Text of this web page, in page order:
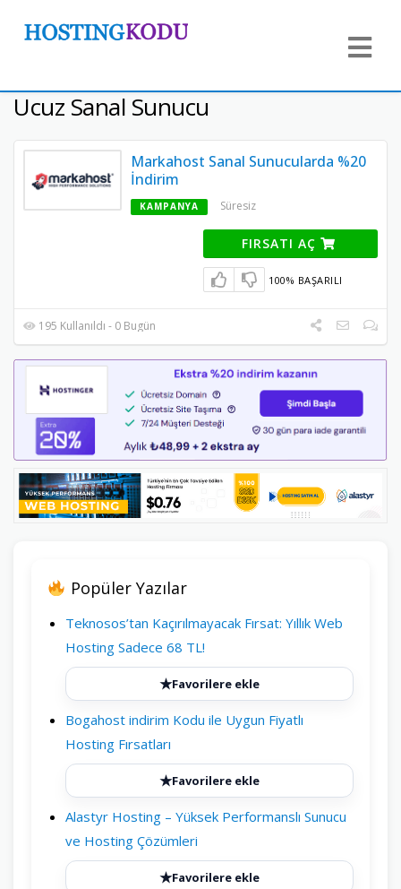
Ucuz Sanal Sunucu
Markahost Sanal Sunucularda %20
İndirim
KAMPANYA Süresiz
FIRSATI AÇ
100% BAŞARILI
195 Kullanıldı - 0 Bugün
Popüler Yazılar
Teknosos’tan Kaçırılmayacak Fırsat: Yıllık Web
Hosting Sadece 68 TL!
★Favorilere ekle
Bogahost indirim Kodu ile Uygun Fiyatlı
Hosting Fırsatları
★Favorilere ekle
Alastyr Hosting – Yüksek Performanslı Sunucu
ve Hosting Çözümleri
★Favorilere ekle